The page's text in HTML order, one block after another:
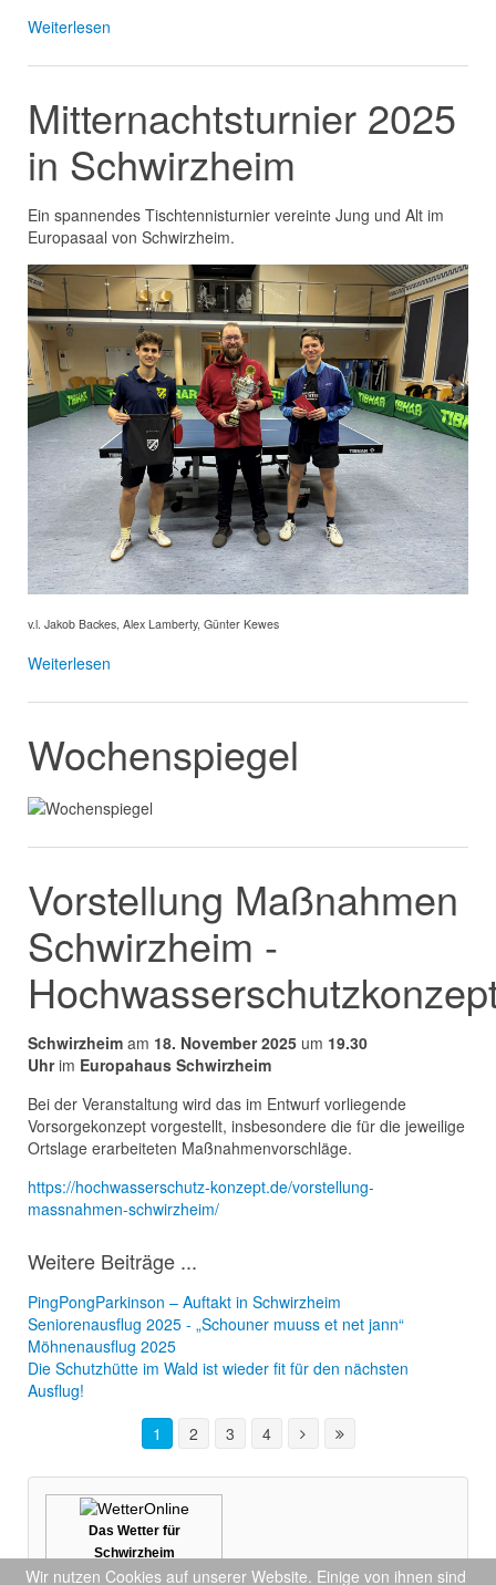
Weiterlesen
Mitternachtsturnier 2025
in Schwirzheim
Ein spannendes Tischtennisturnier vereinte Jung und Alt im
Europasaal von Schwirzheim.
v.l. Jakob Backes, Alex Lamberty, Günter Kewes
Weiterlesen
Wochenspiegel
Vorstellung Maßnahmen
Schwirzheim -
Schwirzheim am 18. November 2025 um 19.30
Uhrim Europahaus Schwirzheim
Bei der Veranstaltung wird das im Entwurf vorliegende
Vorsorgekonzept vorgestellt, insbesondere die für die jeweilige
Ortslage erarbeiteten Maßnahmenvorschläge.
https://hochwasserschutz-konzept.de/vorstellung-
massnahmen-schwirzheim/
Weitere Beiträge ...
PingPongParkinson – Auftakt in Schwirzheim
Seniorenausflug 2025 - „Schouner muuss et net jann“
Möhnenausflug 2025
Die Schutzhütte im Wald ist wieder fit für den nächsten
Ausflug!
1
2 3 4
Das Wetter für
Schwirzheim
Mehr aufwetteronline.de
Wir nutzen Cookies auf unserer Website. Einige von ihnen sind